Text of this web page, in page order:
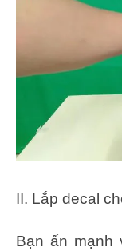
II. Lắp decal
Bạn ấn mạnh